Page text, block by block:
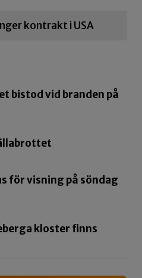
kontrakt i USA
bistod vid branden på
för visning på söndag
kloster finns